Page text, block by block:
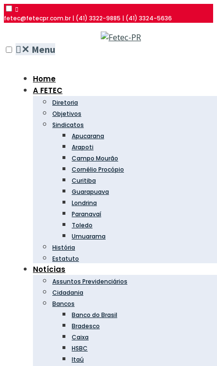
fetec@fetecpr.com.br | (41) 3322-9885 | (41) 3324-5636
✕ Menu
Home
A FETEC
Diretoria
Objetivos
Sindicatos
Apucarana
Arapoti
Campo Mourão
Cornélio Procópio
Curitiba
Guarapuava
Londrina
Paranavaí
Toledo
Umuarama
História
Estatuto
Notícias
Assuntos Previdenciários
Cidadania
Bancos
Banco do Brasil
Bradesco
Caixa
HSBC
Itaú